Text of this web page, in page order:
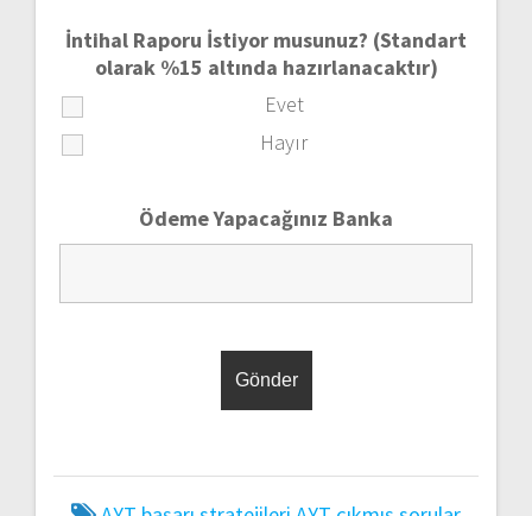
İntihal Raporu İstiyor musunuz? (Standart
olarak %15 altında hazırlanacaktır)
Evet
Hayır
Ödeme Yapacağınız Banka